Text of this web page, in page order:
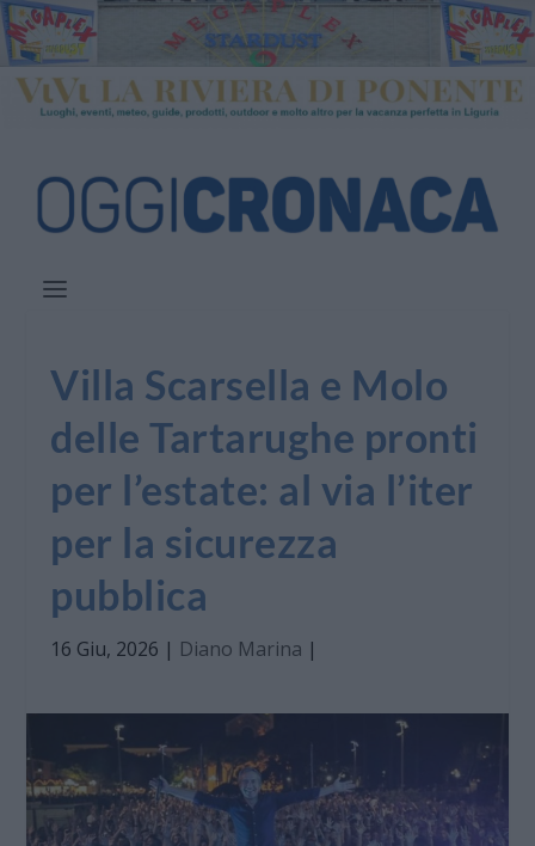
Villa Scarsella e Molo
delle Tartarughe pronti
per l’estate: al via l’iter
per la sicurezza
pubblica
16 Giu, 2026 | Diano Marina |